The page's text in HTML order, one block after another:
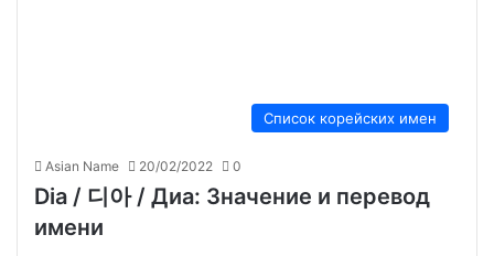
Список корейских имен
Asian Name 20/02/2022 0
Dia / 디아 / Диа: Значение и перевод
имени